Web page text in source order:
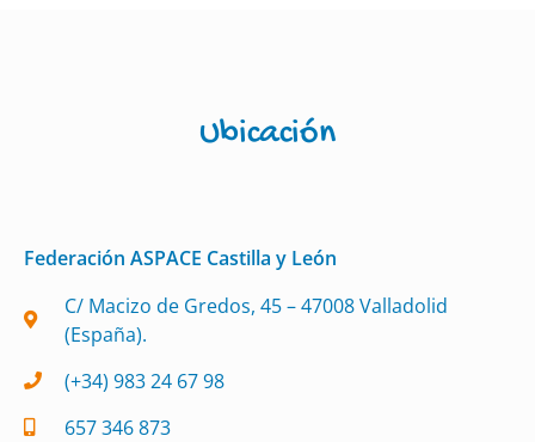
Ubicación
Federación ASPACE Castilla y León
C/ Macizo de Gredos, 45 – 47008 Valladolid
(España).
(+34) 983 24 67 98
657 346 873